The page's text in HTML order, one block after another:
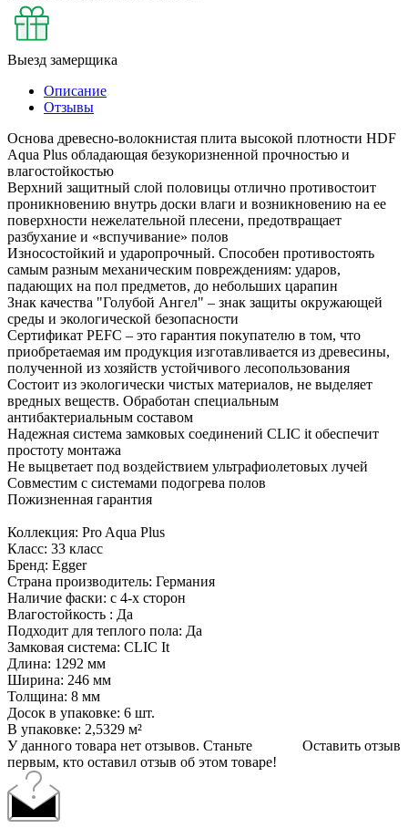
Выезд замерщика
Описание
Отзывы
Основа древесно-волокнистая плита высокой плотности HDF
Aqua Plus обладающая безукоризненной прочностью и
влагостойкостью
Верхний защитный слой половицы отлично противостоит
проникновению внутрь доски влаги и возникновению на ее
поверхности нежелательной плесени, предотвращает
разбухание и «вспучивание» полов
Износостойкий и ударопрочный. Способен противостоять
самым разным механическим повреждениям: ударов,
падающих на пол предметов, до небольших царапин
Знак качества "Голубой Ангел" – знак защиты окружающей
среды и экологической безопасности
Сертификат PEFC – это гарантия покупателю в том, что
приобретаемая им продукция изготавливается из древесины,
полученной из хозяйств устойчивого лесопользования
Состоит из экологически чистых материалов, не выделяет
вредных веществ. Обработан специальным
антибактериальным составом
Надежная система замковых соединений CLIC it обеспечит
простоту монтажа
Не выцветает под воздействием ультрафиолетовых лучей
Совместим с системами подогрева полов
Пожизненная гарантия
Коллекция: Pro Aqua Plus
Класс: 33 класс
Бренд: Egger
Страна производитель: Германия
Наличие фаски: с 4-х сторон
Влагостойкость : Да
Подходит для теплого пола: Да
Замковая система: CLIC It
Длина: 1292 мм
Ширина: 246 мм
Толщина: 8 мм
Досок в упаковке: 6 шт.
В упаковке: 2,5329 м²
Оставить отзыв
У данного товара нет отзывов. Станьте
первым, кто оставил отзыв об этом товаре!